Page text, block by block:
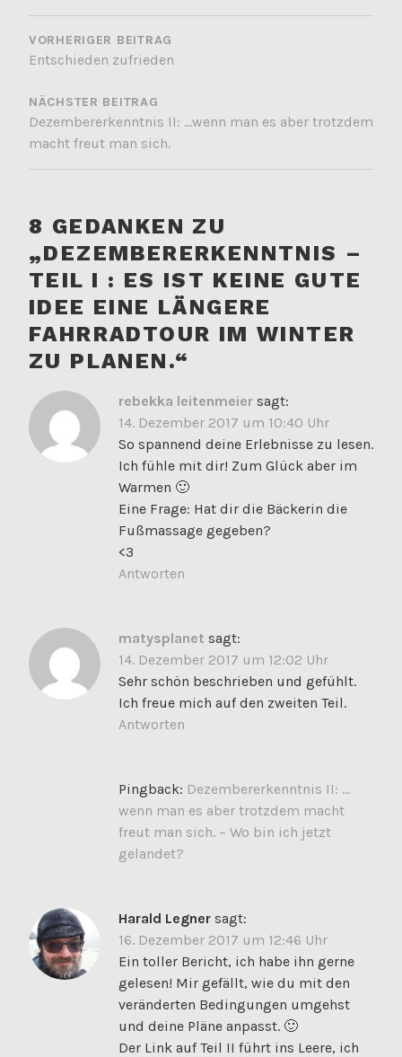
BEITRAGSNAVIGATION
VORHERIGER BEITRAG
Entschieden zufrieden
NÄCHSTER BEITRAG
Dezembererkenntnis II: …wenn man es aber trotzdem
macht freut man sich.
8 GEDANKEN ZU
„DEZEMBERERKENNTNIS –
TEIL I : ES IST KEINE GUTE
IDEE EINE LÄNGERE
FAHRRADTOUR IM WINTER
ZU PLANEN.“
rebekka leitenmeier sagt:
14. Dezember 2017 um 10:40 Uhr
So spannend deine Erlebnisse zu lesen.
Ich fühle mit dir! Zum Glück aber im
Warmen 🙂
Eine Frage: Hat dir die Bäckerin die
Fußmassage gegeben?
<3
Antworten
matysplanet sagt:
14. Dezember 2017 um 12:02 Uhr
Sehr schön beschrieben und gefühlt.
Ich freue mich auf den zweiten Teil.
Antworten
Pingback: Dezembererkenntnis II: …
wenn man es aber trotzdem macht
freut man sich. – Wo bin ich jetzt
gelandet?
Harald Legner sagt:
16. Dezember 2017 um 12:46 Uhr
Ein toller Bericht, ich habe ihn gerne
gelesen! Mir gefällt, wie du mit den
veränderten Bedingungen umgehst
und deine Pläne anpasst. 🙂
Der Link auf Teil II führt ins Leere, ich